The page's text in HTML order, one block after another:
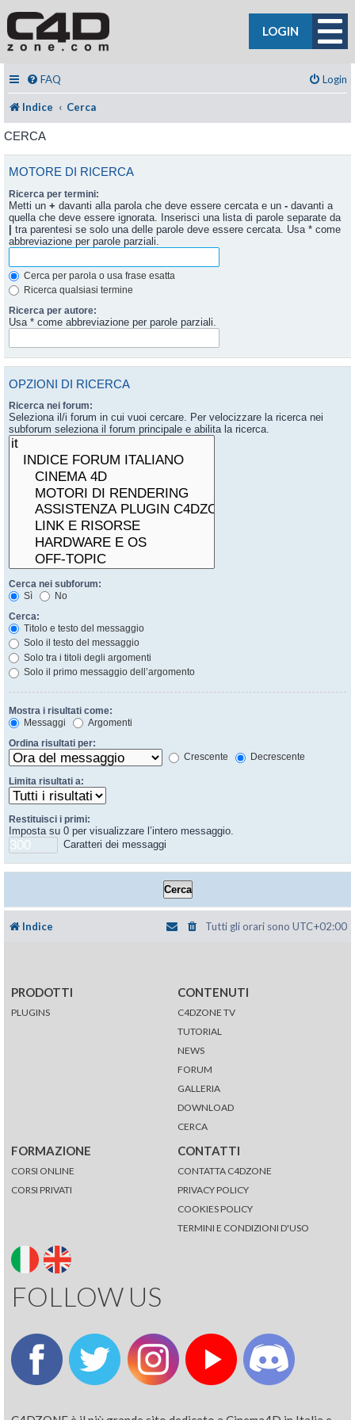
LOGIN
FAQ Login
Indice Cerca
CERCA
MOTORE DI RICERCA
Ricerca per termini:
Metti un + davanti alla parola che deve essere cercata e un - davanti a
quella che deve essere ignorata. Inserisci una lista di parole separate da
| tra parentesi se solo una delle parole deve essere cercata. Usa * come
abbreviazione per parole parziali.
Cerca per parola o usa frase esatta
Ricerca qualsiasi termine
Ricerca per autore:
Usa * come abbreviazione per parole parziali.
OPZIONI DI RICERCA
Ricerca nei forum:
Seleziona il/i forum in cui vuoi cercare. Per velocizzare la ricerca nei
subforum seleziona il forum principale e abilita la ricerca.
Cerca nei subforum:
Sì
No
Cerca:
Titolo e testo del messaggio
Solo il testo del messaggio
Solo tra i titoli degli argomenti
Solo il primo messaggio dell’argomento
Mostra i risultati come:
Messaggi
Argomenti
Ordina risultati per:
Crescente
Decrescente
Limita risultati a:
Restituisci i primi:
Imposta su 0 per visualizzare l’intero messaggio.
Caratteri dei messaggi
Indice Tutti gli orari sono UTC+02:00
PRODOTTI
PLUGINS
CONTENUTI
C4DZONE TV
TUTORIAL
NEWS
FORUM
GALLERIA
DOWNLOAD
CERCA
FORMAZIONE
CORSI ONLINE
CORSI PRIVATI
CONTATTI
CONTATTA C4DZONE
PRIVACY POLICY
COOKIES POLICY
TERMINI E CONDIZIONI D'USO
FOLLOW US